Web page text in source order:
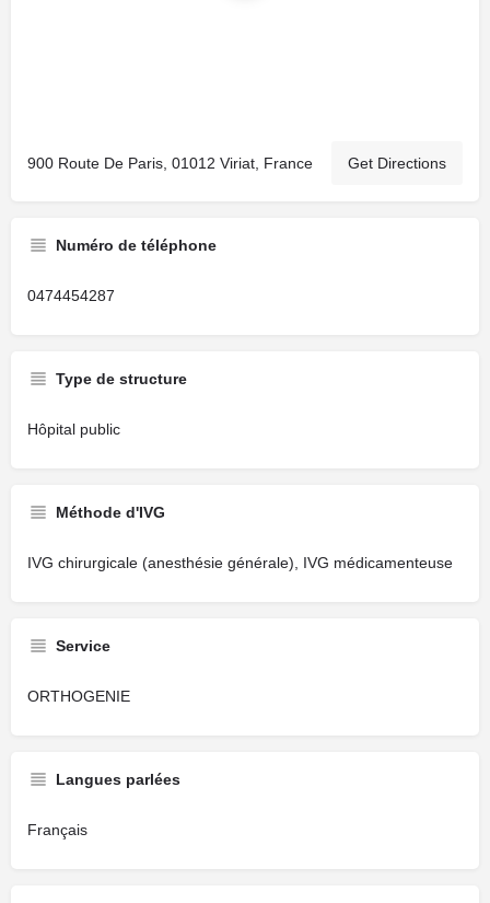
900 Route De Paris, 01012 Viriat, France Get Directions
Numéro de téléphone
0474454287
Type de structure
Hôpital public
Méthode d'IVG
IVG chirurgicale (anesthésie générale), IVG médicamenteuse
Service
ORTHOGENIE
Langues parlées
Français